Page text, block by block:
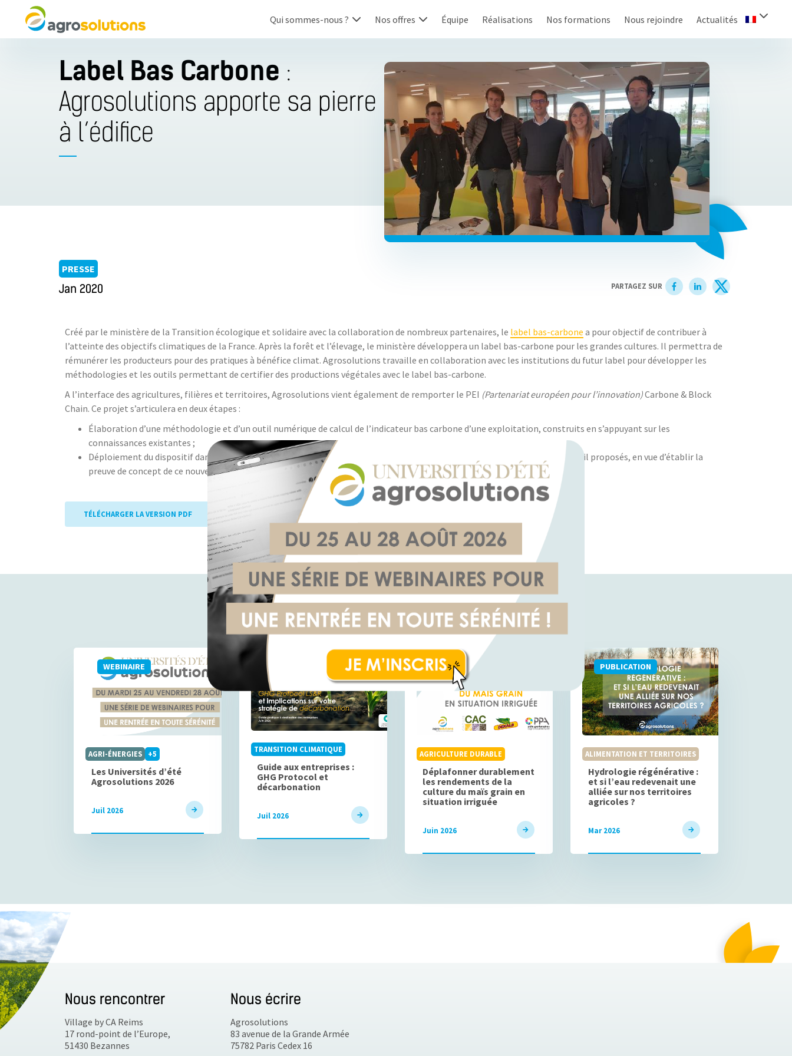
Qui sommes-nous ? Nos offres Équipe Réalisations Nos formations Nous rejoindre Actualités
Label Bas Carbone :
Agrosolutions apporte sa pierre
à l’édifice
PRESSE
Jan 2020 PARTAGEZ SUR
Créé par le ministère de la Transition écologique et solidaire avec la collaboration de nombreux partenaires, le label bas-carbone a pour objectif de contribuer à
l’atteinte des objectifs climatiques de la France. Après la forêt et l’élevage, le ministère développera un label bas-carbone pour les grandes cultures. Il permettra de
rémunérer les producteurs pour des pratiques à bénéfice climat. Agrosolutions travaille en collaboration avec les institutions du futur label pour développer les
méthodologies et les outils permettant de certifier des productions végétales avec le label bas-carbone.
A l’interface des agricultures, filières et territoires, Agrosolutions vient également de remporter le PEI (Partenariat européen pour l’innovation)Carbone & Block
Chain. Ce projet s’articulera en deux étapes :
Élaboration d’une méthodologie et d’un outil numérique de calcul de l’indicateur bas carbone d’une exploitation, construits en s’appuyant sur les
connaissances existantes ;
Déploiement du dispositif dans une centaine d’exploitations agricoles et viticoles qui testeront la méthodologie et de l’outil proposés, en vue d’établir la
preuve de concept de ce nouveau modèle économique
TÉLÉCHARGER LA VERSION PDF
Voir aussi
WEBINAIRE
AGRI-ÉNERGIES +5
Les Universités d’été
Agrosolutions 2026
Juil 2026
TRANSITION CLIMATIQUE
Guide aux entreprises :
GHG Protocol et
décarbonation
Juil 2026
PUBLICATION
AGRICULTURE DURABLE
Déplafonner durablement
les rendements de la
culture du maïs grain en
situation irriguée
Juin 2026
PUBLICATION
ALIMENTATION ET TERRITOIRES
Hydrologie régénérative :
et si l’eau redevenait une
alliée sur nos territoires
agricoles ?
Mar 2026
Nous rencontrer
Village by CA Reims
17 rond-point de l’Europe,
51430 Bezannes
Nous écrire
Agrosolutions
83 avenue de la Grande Armée
75782 Paris Cedex 16